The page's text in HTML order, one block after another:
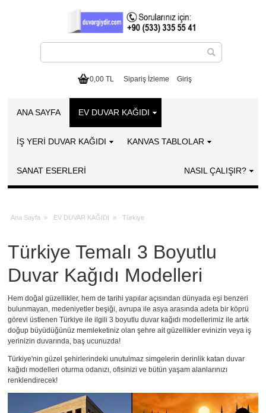
0,00 TL Sipariş İzleme Giriş
ANA SAYFA EV DUVAR KAĞIDI
İŞ YERİ DUVAR KAĞIDI KANVAS TABLOLAR
SANAT ESERLERI NASIL ÇALIŞIR?
Ana Sayfa » EV DUVAR KAĞIDI » Türkiye
Türkiye Temalı 3 Boyutlu
Duvar Kağıdı Modelleri
Hem doğal güzellikler, hem de tarihi yapılar açısından dünyada eşi benzeri
bulunmayan, medeniyetler beşiği, avrupa ile asya arasında adeta bir köprü
görevi üstlenen Türkiye ile ilgili3 boyutlu duvar kağıdı modellerimiz ile artık
doğup büyüdüğünüz memleketiniz olan şehre ait güzellikler evinizin veya iş
yerinizin duvarında, baş ucunuzda!
Türkiye'nin güzel şehirlerindeki unutulmaz simgelerinderinlik katan duvar
kağıdı modelleri oturma odanızı, ofisinizi ve bütün yaşam alanlarınızı
renklendirecek!